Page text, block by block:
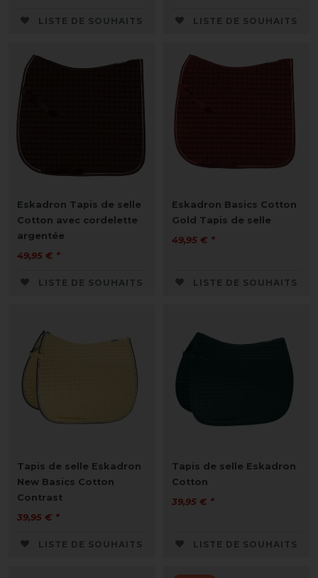
LISTE DE SOUHAITS LISTE DE SOUHAITS
Eskadron Tapis de selle
Cotton avec cordelette
argentée
49,95 € *
LISTE DE SOUHAITS
Eskadron Basics Cotton
Gold Tapis de selle
49,95 € *
LISTE DE SOUHAITS
Tapis de selle Eskadron
New Basics Cotton
Contrast
39,95 € *
LISTE DE SOUHAITS
Tapis de selle Eskadron
Cotton
39,95 € *
LISTE DE SOUHAITS